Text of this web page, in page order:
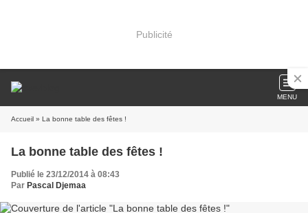
Publicité
MENU
Accueil » La bonne table des fêtes !
La bonne table des fêtes !
Publié le 23/12/2014 à 08:43
Par Pascal Djemaa